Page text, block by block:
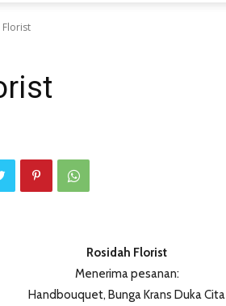
Florist
Rosidah Florist
Menerima pesanan:
Handbouquet, Bunga Krans Duka Cita